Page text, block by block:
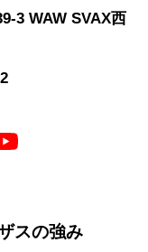
3 WAW SVAX西
スの強み